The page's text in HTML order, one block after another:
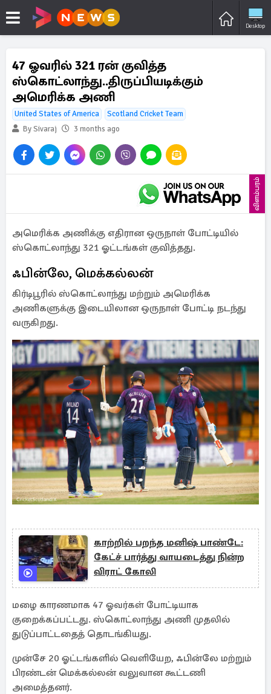
Desktop
47 ஓவரில் 321 ரன் குவித்த
ஸ்கொட்லாந்து..திருப்பியடிக்கும்
அமெரிக்க அணி
United States of America
Scotland Cricket Team
By Sivaraj
3 months ago
விளம்பரம்
அமெரிக்க அணிக்கு எதிரான ஒருநாள் போட்டியில்
ஸ்கொட்லாந்து 321 ஓட்டங்கள் குவித்தது.
ஃபின்லே, மெக்கல்லன்
கிர்டிபூரில் ஸ்கொட்லாந்து மற்றும் அமெரிக்க
அணிகளுக்கு இடையிலான ஒருநாள் போட்டி நடந்து
வருகிறது.
காற்றில் பறந்த மனிஷ் பாண்டே:
கேட்ச் பார்த்து வாயடைத்து நின்ற
விராட் கோலி
மழை காரணமாக 47 ஓவர்கள் போட்டியாக
குறைக்கப்பட்டது. ஸ்கொட்லாந்து அணி முதலில்
துடுப்பாட்டதைத் தொடங்கியது.
முன்சே 20 ஓட்டங்களில் வெளியேற, ஃபின்லே மற்றும்
பிரண்டன் மெக்கல்லன் வலுவான கூட்டணி
அமைத்தனர்.